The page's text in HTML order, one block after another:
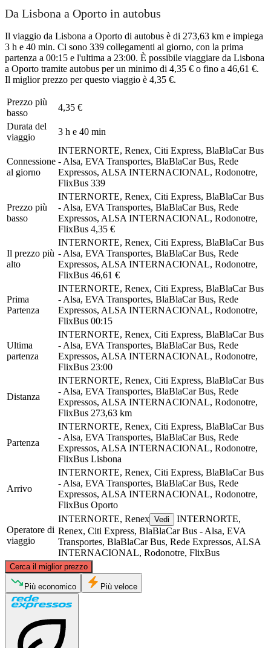
Da Lisbona a Oporto in autobus
Il viaggio da Lisbona a Oporto di autobus è di 273,63 km e impiega
3 h e 40 min. Ci sono 339 collegamenti al giorno, con la prima
partenza a 00:15 e l'ultima a 23:00. È possibile viaggiare da Lisbona
a Oporto tramite autobus per un minimo di 4,35 € o fino a 46,61 €.
Il miglior prezzo per questo viaggio è 4,35 €.
Prezzo più
basso
4,35 €
Durata del
viaggio
3 h e 40 min
Connessione
al giorno
INTERNORTE, Renex, Citi Express, BlaBlaCar Bus
- Alsa, EVA Transportes, BlaBlaCar Bus, Rede
Expressos, ALSA INTERNACIONAL, Rodonotre,
FlixBus 339
Prezzo più
basso
INTERNORTE, Renex, Citi Express, BlaBlaCar Bus
- Alsa, EVA Transportes, BlaBlaCar Bus, Rede
Expressos, ALSA INTERNACIONAL, Rodonotre,
FlixBus 4,35 €
Il prezzo più
alto
INTERNORTE, Renex, Citi Express, BlaBlaCar Bus
- Alsa, EVA Transportes, BlaBlaCar Bus, Rede
Expressos, ALSA INTERNACIONAL, Rodonotre,
FlixBus 46,61 €
Prima
Partenza
INTERNORTE, Renex, Citi Express, BlaBlaCar Bus
- Alsa, EVA Transportes, BlaBlaCar Bus, Rede
Expressos, ALSA INTERNACIONAL, Rodonotre,
FlixBus 00:15
Ultima
partenza
INTERNORTE, Renex, Citi Express, BlaBlaCar Bus
- Alsa, EVA Transportes, BlaBlaCar Bus, Rede
Expressos, ALSA INTERNACIONAL, Rodonotre,
FlixBus 23:00
Distanza
INTERNORTE, Renex, Citi Express, BlaBlaCar Bus
- Alsa, EVA Transportes, BlaBlaCar Bus, Rede
Expressos, ALSA INTERNACIONAL, Rodonotre,
FlixBus 273,63 km
Partenza
INTERNORTE, Renex, Citi Express, BlaBlaCar Bus
- Alsa, EVA Transportes, BlaBlaCar Bus, Rede
Expressos, ALSA INTERNACIONAL, Rodonotre,
FlixBus Lisbona
Arrivo
INTERNORTE, Renex, Citi Express, BlaBlaCar Bus
- Alsa, EVA Transportes, BlaBlaCar Bus, Rede
Expressos, ALSA INTERNACIONAL, Rodonotre,
FlixBus Oporto
Operatore di
viaggio
INTERNORTE, Renex Vedi
INTERNORTE,
Renex, Citi Express, BlaBlaCar Bus - Alsa, EVA
Transportes, BlaBlaCar Bus, Rede Expressos, ALSA
INTERNACIONAL, Rodonotre, FlixBus
Cerca il miglior prezzo
©CARTO, ©OpenStreetMapcontributors
Più economico Più veloce